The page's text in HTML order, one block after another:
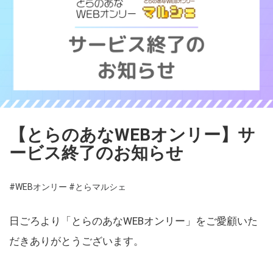
【とらのあなWEBオンリー】サ
ービス終了のお知らせ
#WEBオンリー #とらマルシェ
日ごろより「とらのあなWEBオンリー」をご愛顧いた
だきありがとうございます。